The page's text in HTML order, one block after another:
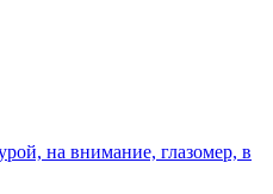
на внимание, глазомер, в